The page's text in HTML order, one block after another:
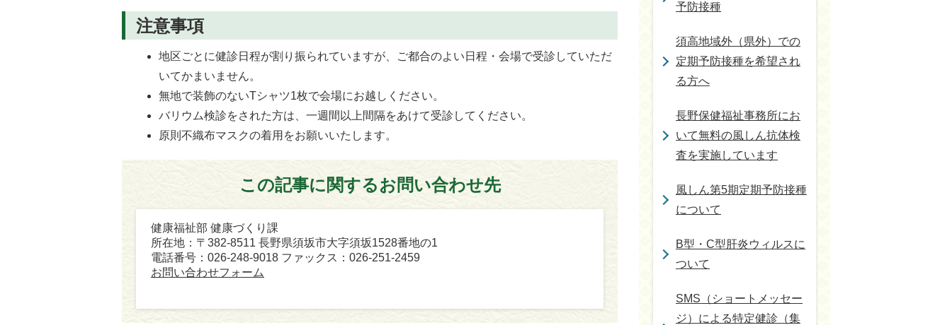
注意事項
地区ごとに健診日程が割り振られていますが、ご都合のよい日程・会場で受診していただ
いてかまいません。
無地で装飾のないTシャツ1枚で会場にお越しください。
バリウム検診をされた方は、一週間以上間隔をあけて受診してください。
原則不織布マスクの着用をお願いいたします。
この記事に関するお問い合わせ先
健康福祉部 健康づくり課
所在地：〒382-8511 長野県須坂市大字須坂1528番地の1
電話番号：026-248-9018 ファックス：026-251-2459
お問い合わせフォーム
予防接種
須高地域外（県外）での
定期予防接種を希望され
る方へ
長野保健福祉事務所にお
いて無料の風しん抗体検
査を実施しています
風しん第5期定期予防接種
について
B型・C型肝炎ウィルスに
ついて
SMS（ショートメッセー
ジ）による特定健診（集